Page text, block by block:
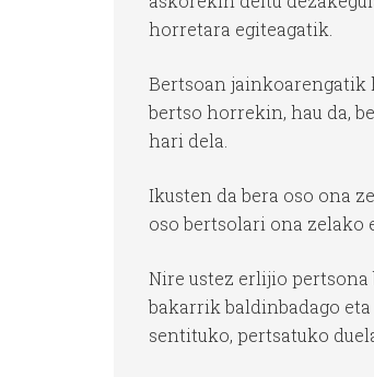
horretara egiteagatik.
Bertsoan jainkoarengatik
bertso horrekin, hau da,
hari dela.
Ikusten da bera oso ona
oso bertsolari ona zelako
Nire ustez erlijio
bakarrik baldinbadago
sentituko, pertsatuko